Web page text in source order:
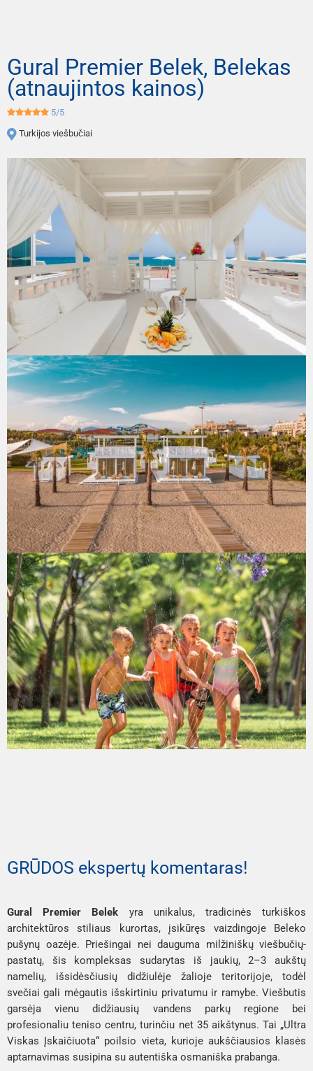
Gural Premier Belek, Belekas
(atnaujintos kainos)
5/5
Turkijos viešbučiai
GRŪDOS ekspertų komentaras!
Gural Premier Belek yra unikalus, tradicinės turkiškos
architektūros stiliaus kurortas, įsikūręs vaizdingoje Beleko
pušynų oazėje. Priešingai nei dauguma milžiniškų viešbučių-
pastatų, šis kompleksas sudarytas iš jaukių, 2–3 aukštų
namelių, išsidėsčiusių didžiulėje žalioje teritorijoje, todėl
svečiai gali mėgautis išskirtiniu privatumu ir ramybe. Viešbutis
garsėja vienu didžiausių vandens parkų regione bei
profesionaliu teniso centru, turinčiu net 35 aikštynus. Tai „Ultra
Viskas Įskaičiuota“ poilsio vieta, kurioje aukščiausios klasės
aptarnavimas susipina su autentiška osmaniška prabanga.